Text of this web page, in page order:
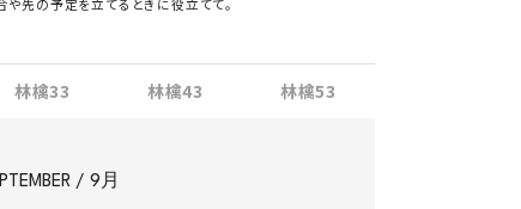
や先の予定を立てるときに役立てて。
林檎33 林檎43 林檎53